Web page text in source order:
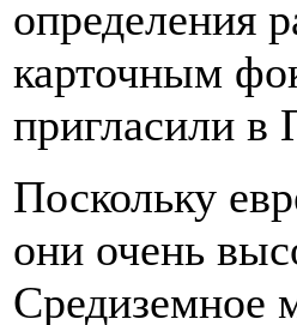
определения
карточным
пригласили в
Поскольку
они очень
Средиземное